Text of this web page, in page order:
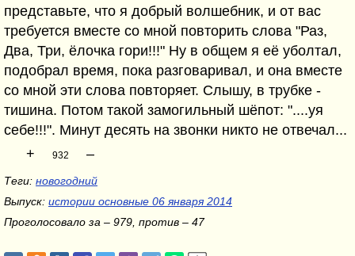
представьте, что я добрый волшебник, и от вас
требуется вместе со мной повторить слова "Раз,
Два, Три, ёлочка гори!!!" Ну в общем я её уболтал,
подобрал время, пока разговаривал, и она вместе
со мной эти слова повторяет. Слышу, в трубке -
тишина. Потом такой замогильный шёпот: "....уя
себе!!!". Минут десять на звонки никто не отвечал...
+
932 –
Теги: новогодний
Выпуск: истории основные 06 января 2014
Проголосовало за – 979, против – 47